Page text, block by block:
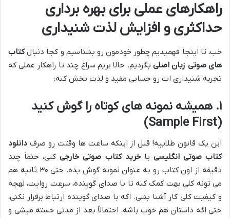
راهکارهای عملی برای بهره برداری
حداکثری و افزایش لذت شنیداری
خب، تا اینجا فهمیدیم چطور خودمون رو بشناسیم و کجا دنبالکتاب
های صوتی زبان اصلی بگردیم. حالا بریم سراغ چند تا راهکار عملی که
تجربه شنیداری ات رو حسابی مفید و لذت بخش کنه:
۱. همیشه نمونه های کوتاه را گوش کنید
(Sample First)
این یک قانون طلاییه! قبل از اینکه ساعت ها وقتت رو صرف دانلود
کتاب صوتی انگلیسی یاخرید کتاب صوتی خارجیکنی، حتماً چند
دقیقه از اون کتاب رو به عنوان نمونه گوش بده. حتی ۳۰ ثانیه هم
می تونه کلی بهت کمک کنه تا با صدای گوینده، سرعت روایت، لهجه
و کیفیت کلی کار آشنا بشی. اگه با صدای گوینده ارتباط برقرار نکنی،
حتی اگه داستان هم خوب باشه، احتمالاً بعد از مدتی خسته میشی و